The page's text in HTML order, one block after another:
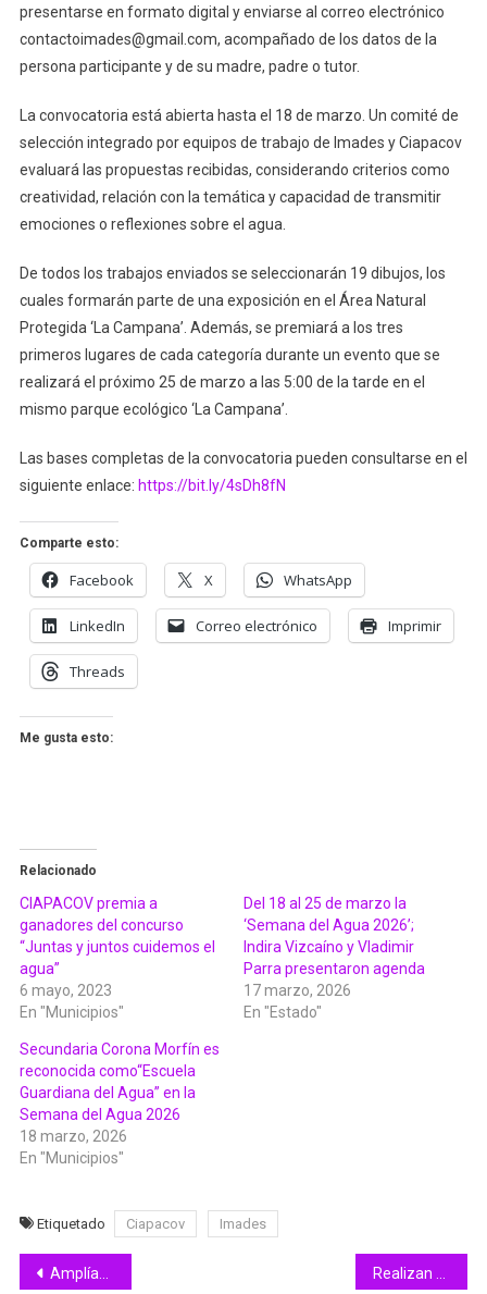
presentarse en formato digital y enviarse al correo electrónico
contactoimades@gmail.com, acompañado de los datos de la
persona participante y de su madre, padre o tutor.
La convocatoria está abierta hasta el 18 de marzo. Un comité de
selección integrado por equipos de trabajo de Imades y Ciapacov
evaluará las propuestas recibidas, considerando criterios como
creatividad, relación con la temática y capacidad de transmitir
emociones o reflexiones sobre el agua.
De todos los trabajos enviados se seleccionarán 19 dibujos, los
cuales formarán parte de una exposición en el Área Natural
Protegida ‘La Campana’. Además, se premiará a los tres
primeros lugares de cada categoría durante un evento que se
realizará el próximo 25 de marzo a las 5:00 de la tarde en el
mismo parque ecológico ‘La Campana’.
Las bases completas de la convocatoria pueden consultarse en el
siguiente enlace: https://bit.ly/4sDh8fN
Comparte esto:
Facebook X WhatsApp
LinkedIn Correo electrónico Imprimir
Threads
Me gusta esto:
Relacionado
CIAPACOV premia a
ganadores del concurso
“Juntas y juntos cuidemos el
agua”
6 mayo, 2023
En "Municipios"
Del 18 al 25 de marzo la
‘Semana del Agua 2026’;
Indira Vizcaíno y Vladimir
Parra presentaron agenda
17 marzo, 2026
En "Estado"
Secundaria Corona Morfín es
reconocida como“Escuela
Guardiana del Agua” en la
Semana del Agua 2026
18 marzo, 2026
En "Municipios"
Etiquetado Ciapacov Imades
Navegación
Amplían plazo de recepción de propuestas para conformar Consejo Estatal contra la Discriminación